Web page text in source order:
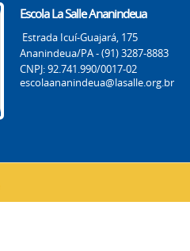
Escola La Salle Ananindeua
Estrada Icuí-Guajará, 175
Ananindeua/PA - (91) 3287-8883
CNPJ: 92.741.990/0017-02
escolaananindeua@lasalle.org.br